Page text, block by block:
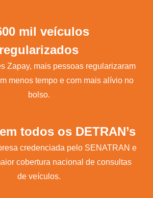
mil veículos
regularizados
Zapay, mais pessoas regularizaram
menos tempo e com mais alívio no
bolso.
todos os DETRAN’s
credenciada pelo SENATRAN e
cobertura nacional de consultas
de veículos.